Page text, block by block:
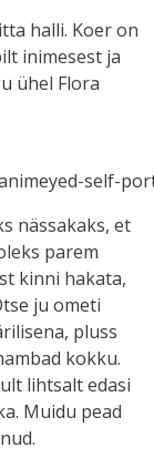
halli. Koer on
inimesest ja
ühel Flora
self-
nässakaks, et
parem
kinni hakata,
ju ometi
pluss
kokku.
lihtsalt edasi
Muidu pead